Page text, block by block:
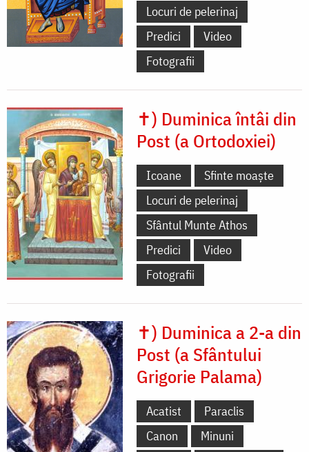
Locuri de pelerinaj
Predici
Video
Fotografii
✝) Duminica întâi din
Post (a Ortodoxiei)
Icoane
Sfinte moaște
Locuri de pelerinaj
Sfântul Munte Athos
Predici
Video
Fotografii
✝) Duminica a 2-a din
Post (a Sfântului
Grigorie Palama)
Acatist
Paraclis
Canon
Minuni